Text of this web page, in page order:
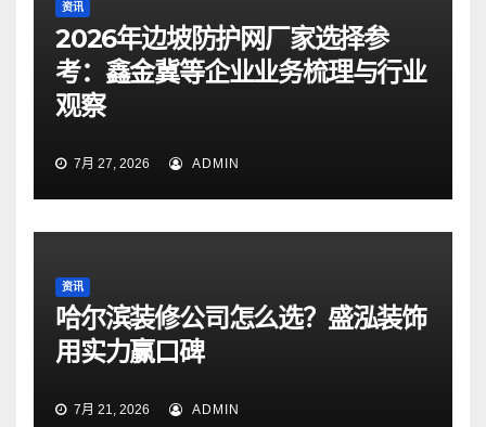
资讯
2026年边坡防护网厂家选择参
考：鑫金冀等企业业务梳理与行业
观察
7月 27, 2026 ADMIN
资讯
哈尔滨装修公司怎么选？盛泓装饰
用实力赢口碑
7月 21, 2026 ADMIN